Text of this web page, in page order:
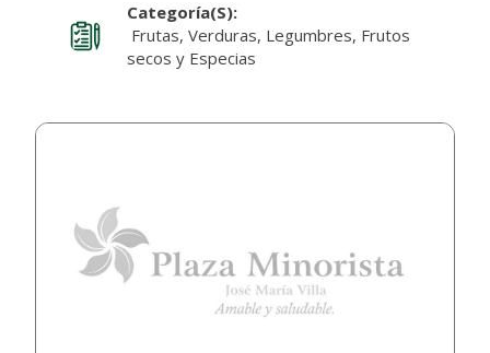
Categoría(s):
Frutas, Verduras, Legumbres, Frutos
secos y Especias